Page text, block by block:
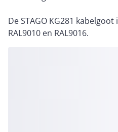
De STAGO KG281
RAL9010 en RAL9016.